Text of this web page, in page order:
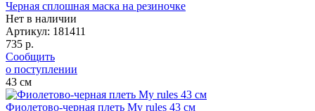
Черная сплошная маска на резиночке
Нет в наличии
Артикул: 181411
735 р.
Сообщить
о поступлении
43 см
Фиолетово-черная плеть My rules 43 см